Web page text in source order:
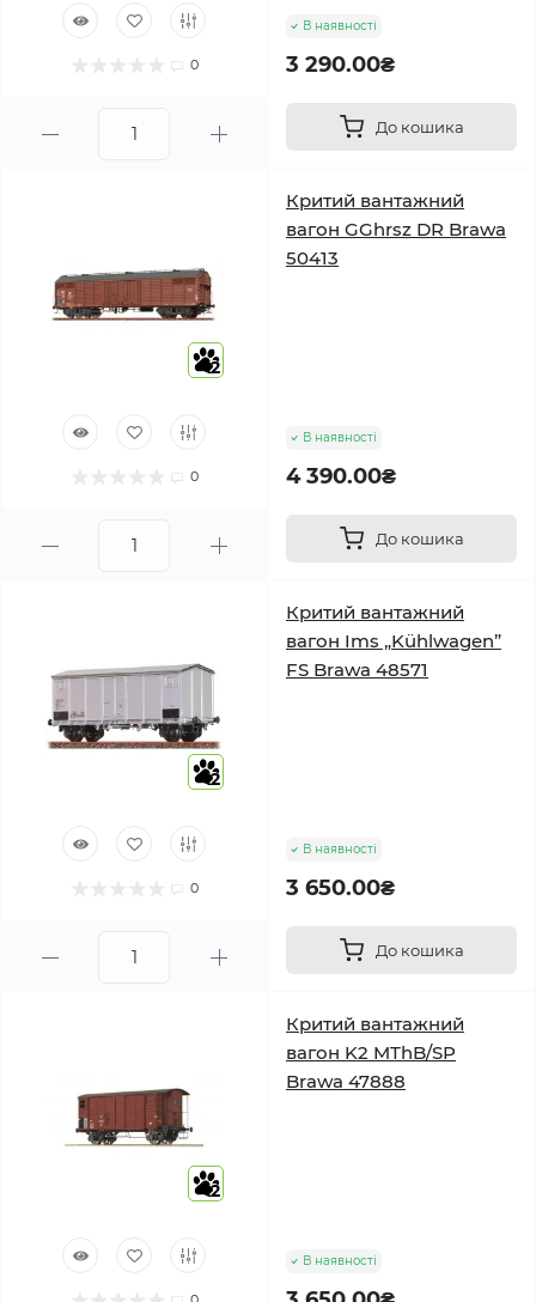
0
В наявності
3 290.00₴
До кошика
2
0
Критий вантажний
вагон GGhrsz DR Brawa
50413
В наявності
4 390.00₴
До кошика
2
0
Критий вантажний
вагон Ims „Kühlwagen”
FS Brawa 48571
В наявності
3 650.00₴
До кошика
2
Критий вантажний
вагон K2 MThB/SP
Brawa 47888
В наявності